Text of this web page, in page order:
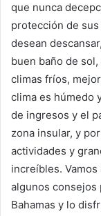
que nunca
protección de
desean
buen baño de
climas fríos,
clima es húmedo
de ingresos y el
zona insular, y
actividades y
increíbles.
algunos consejos
Bahamas y lo